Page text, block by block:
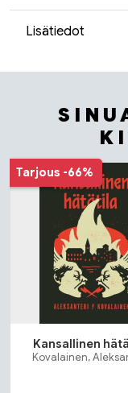
Lisätiedot
Tuoteluettelon alku
Tarjous -66%
Kansallinen
Kovalainen,